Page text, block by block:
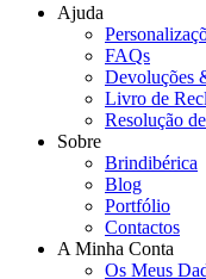
Ajuda
FAQs
Devoluções
Livro de
Resolução
Sobre
Brindibérica
Blog
Portfólio
Contactos
A Minha Conta
Os Meus